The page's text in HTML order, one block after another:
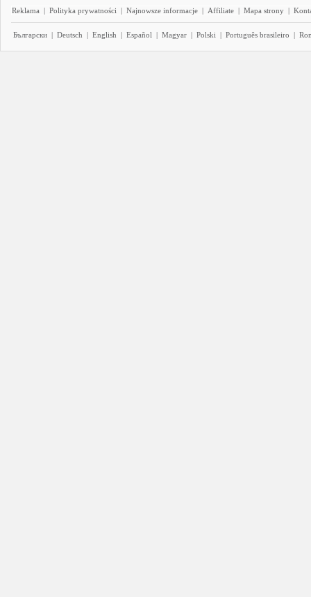
Reklama | Polityka prywatności | Najnowsze informacje | Affiliate | Mapa strony |
Български | Deutsch | English | Español | Magyar | Polski | Português brasileiro |